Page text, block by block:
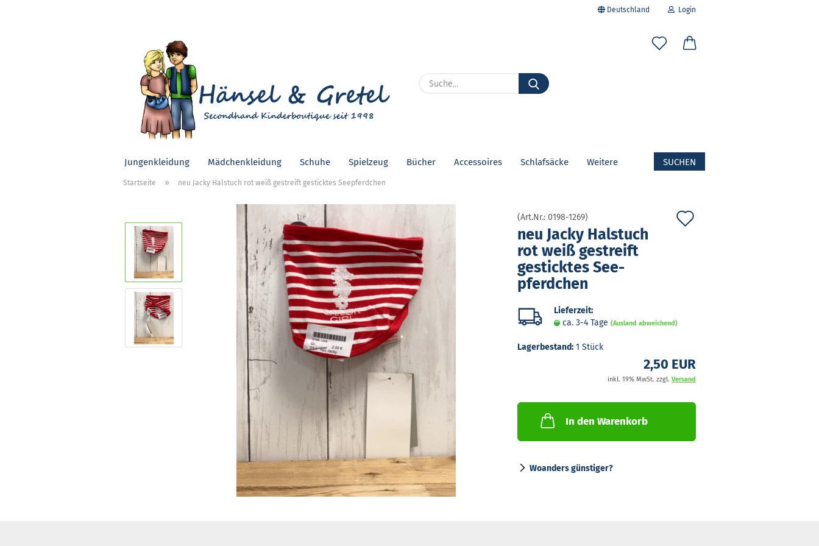
Deutschland Login
E-Mail
Suche...
Jungenkleidung Mädchenkleidung Schuhe Spielzeug Bücher Accessoires Schlafsäcke SUCHEN
Weitere
Startseite » neu Jacky Halstuch rot weiß gestreift gesticktes Seepferdchen
(Art.Nr.: 0198-1269)
neu Jacky Hals­tuch
rot weiß ge­streift
ge­stick­tes See­
pferd­chen
Lieferzeit:
ca. 3-4 Tage (Ausland abweichend)
Lagerbestand: 1 Stück
2,50 EUR
inkl. 19% MwSt. zzgl. Versand
In den Warenkorb
Woanders günstiger?